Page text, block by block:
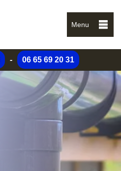
Menu
- 06 65 69 20 31